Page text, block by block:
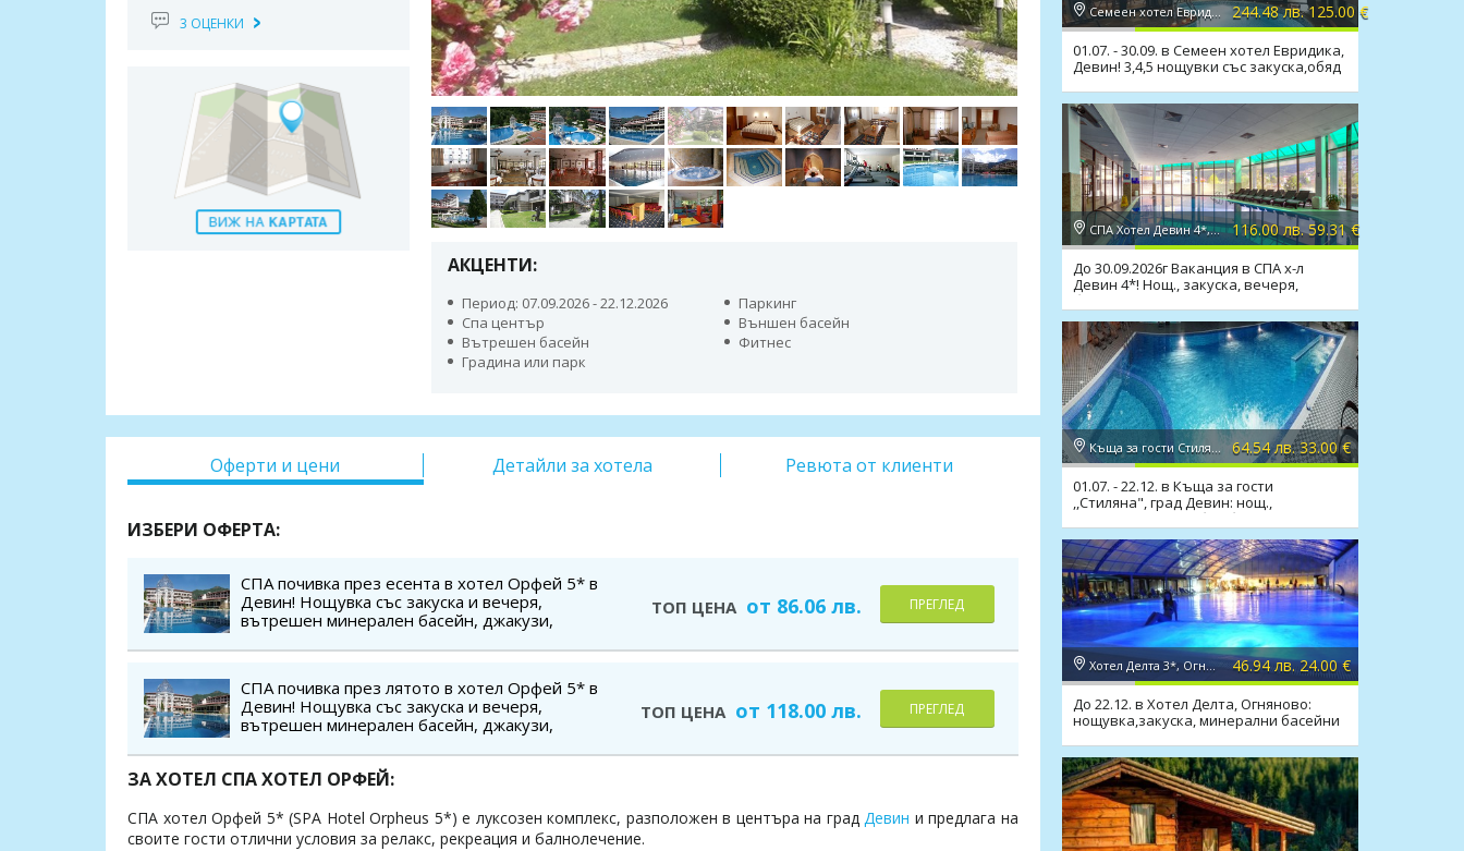
АКЦЕНТИ:
Период: 07.09.2026 - 22.12.2026
Паркинг
Спа център
Външен басейн
Вътрешен басейн
Фитнес
Градина или парк
3 ОЦЕНКИ
Оферти и цени Детайли за хотела Ревюта от клиенти
ИЗБЕРИ ОФЕРТА:
СПА почивка през есента в хотел Орфей 5* в
Девин! Нощувка със закуска и вечеря,
вътрешен минерален басейн, джакузи,
г.
ТОП ЦЕНА от 86.06 лв. ПРЕГЛЕД
СПА почивка през лятото в хотел Орфей 5* в
Девин! Нощувка със закуска и вечеря,
вътрешен минерален басейн, джакузи,
г.
ТОП ЦЕНА от 118.00 лв. ПРЕГЛЕД
ЗА ХОТЕЛ СПА ХОТЕЛ ОРФЕЙ:
СПА хотел Орфей 5* (SPA Hotel Orpheus 5*) е луксозен комплекс, разположен в центъра на град Девин и предлага на
своите гости отлични условия за релакс, рекреация и балнолечение.
Семеен хотел Евридика 3*, Девин 244.48 лв. 125.00 €
01.07. - 30.09. в Семеен хотел Евридика,
Девин! 3,4,5 нощувки със закуска,обяд
СПА Хотел Девин 4*, Девин 116.00 лв. 59.31 €
До 30.09.2026г Ваканция в СПА х-л
Девин 4*! Нощ., закуска, вечеря,
басейн, СПА
Къща за гости Стиляна 3*, Девин 64.54 лв. 33.00 €
01.07. - 22.12. в Къща за гости
,,Стиляна", град Девин: нощ.,
изхранване по избор,басейн
Хотел Делта 3*, Огняново 46.94 лв. 24.00 €
До 22.12. в Хотел Делта, Огняново:
нощувка,закуска, минерални басейни